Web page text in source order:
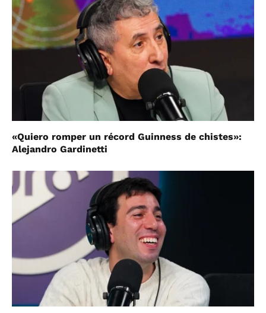
«Quiero romper un récord Guinness de chistes»:
Alejandro Gardinetti